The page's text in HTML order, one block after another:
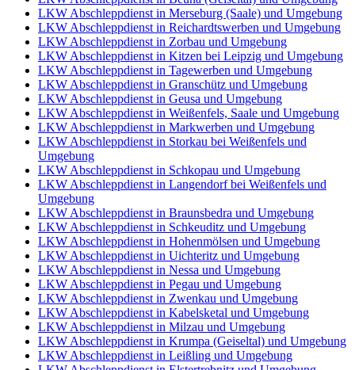
LKW Abschleppdienst in Merseburg (Saale) und Umgebung
LKW Abschleppdienst in Reichardtswerben und Umgebung
LKW Abschleppdienst in Zorbau und Umgebung
LKW Abschleppdienst in Kitzen bei Leipzig und Umgebung
LKW Abschleppdienst in Tagewerben und Umgebung
LKW Abschleppdienst in Granschütz und Umgebung
LKW Abschleppdienst in Geusa und Umgebung
LKW Abschleppdienst in Weißenfels, Saale und Umgebung
LKW Abschleppdienst in Markwerben und Umgebung
LKW Abschleppdienst in Storkau bei Weißenfels und
Umgebung
LKW Abschleppdienst in Schkopau und Umgebung
LKW Abschleppdienst in Langendorf bei Weißenfels und
Umgebung
LKW Abschleppdienst in Braunsbedra und Umgebung
LKW Abschleppdienst in Schkeuditz und Umgebung
LKW Abschleppdienst in Hohenmölsen und Umgebung
LKW Abschleppdienst in Uichteritz und Umgebung
LKW Abschleppdienst in Nessa und Umgebung
LKW Abschleppdienst in Pegau und Umgebung
LKW Abschleppdienst in Zwenkau und Umgebung
LKW Abschleppdienst in Kabelsketal und Umgebung
LKW Abschleppdienst in Milzau und Umgebung
LKW Abschleppdienst in Krumpa (Geiseltal) und Umgebung
LKW Abschleppdienst in Leißling und Umgebung